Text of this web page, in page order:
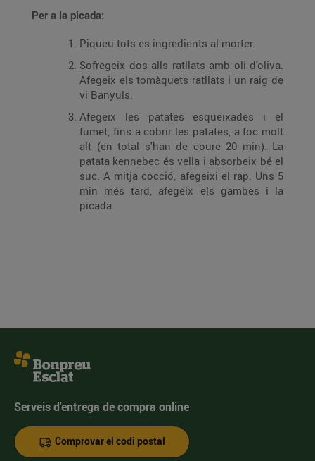
Per a la picada:
Piqueu tots es ingredients al morter.
Sofregeix dos alls ratllats amb oli d'oliva.
Afegeix els tomàquets ratllats i un raig de
vi Banyuls.
Afegeix les patates esqueixades i el
fumet, fins a cobrir les patates, a foc molt
alt (en total s'han de coure 20 min). La
patata kennebec és vella i absorbeix bé el
suc. A mitja cocció, afegeixi el rap. Uns 5
min més tard, afegeix els gambes i la
picada.
Serveis d'entrega de compra online
Comprovar el codi postal